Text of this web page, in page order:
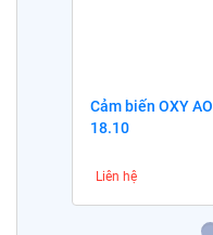
Cảm biến OXY
18.10
Liên hệ